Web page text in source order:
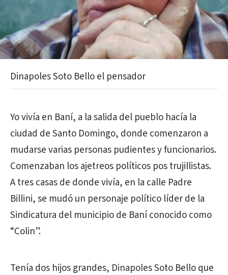
Dinapoles Soto Bello el pensador
Yo vivía en Baní, a la salida del pueblo hacía la
ciudad de Santo Domingo, donde comenzaron a
mudarse varias personas pudientes y funcionarios.
Comenzaban los ajetreos políticos pos trujillistas.
A tres casas de donde vivía, en la calle Padre
Billini, se mudó un personaje político líder de la
Sindicatura del municipio de Baní conocido como
“Colin”.
Tenía dos hijos grandes, Dinapoles Soto Bello que